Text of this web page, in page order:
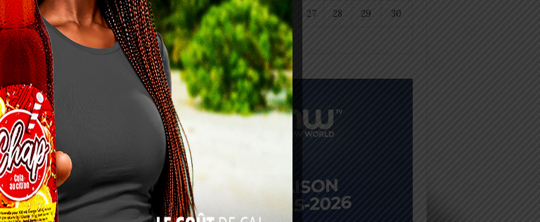
DES DOSSIERS DE
manuscrite adressée, au
armées précisant les deux
établissements scolaires
et le niveau scolaire ;
attestation de niveau scolaire ;
photocopie légalisée de l’acte de
;
;
professionnels obtenus ,
24 25 26 27 28 29 30
31
« Juil